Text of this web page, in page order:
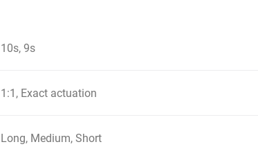
10s, 9s
1:1, Exact actuation
Long, Medium, Short